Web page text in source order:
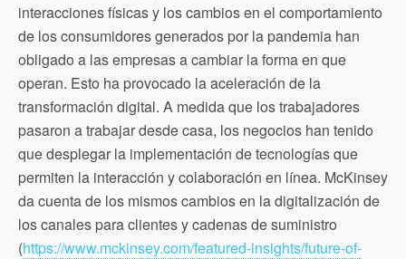
interacciones físicas y los cambios en el comportamiento
de los consumidores generados por la pandemia han
obligado a las empresas a cambiar la forma en que
operan. Esto ha provocado la aceleración de la
transformación digital. A medida que los trabajadores
pasaron a trabajar desde casa, los negocios han tenido
que desplegar la implementación de tecnologías que
permiten la interacción y colaboración en línea. McKinsey
da cuenta de los mismos cambios en la digitalización de
los canales para clientes y cadenas de suministro
(https://www.mckinsey.com/featured-insights/future-of-